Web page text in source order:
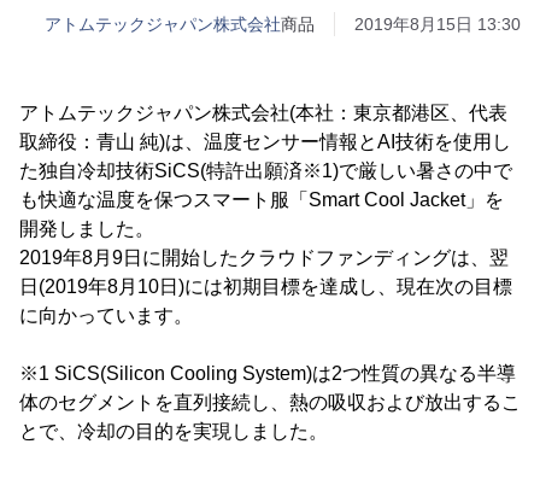
アトムテックジャパン株式会社商品 2019年8月15日 13:30
アトムテックジャパン株式会社(本社：東京都港区、代表
取締役：青山 純)は、温度センサー情報とAI技術を使用し
た独自冷却技術SiCS(特許出願済※1)で厳しい暑さの中で
も快適な温度を保つスマート服「Smart Cool Jacket」を
開発しました。
2019年8月9日に開始したクラウドファンディングは、翌
日(2019年8月10日)には初期目標を達成し、現在次の目標
に向かっています。
※1 SiCS(Silicon Cooling System)は2つ性質の異なる半導
体のセグメントを直列接続し、熱の吸収および放出するこ
とで、冷却の目的を実現しました。